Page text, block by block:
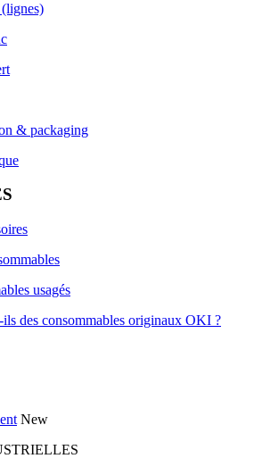
& packaging
usagés
ils des consommables originaux OKI ?
New